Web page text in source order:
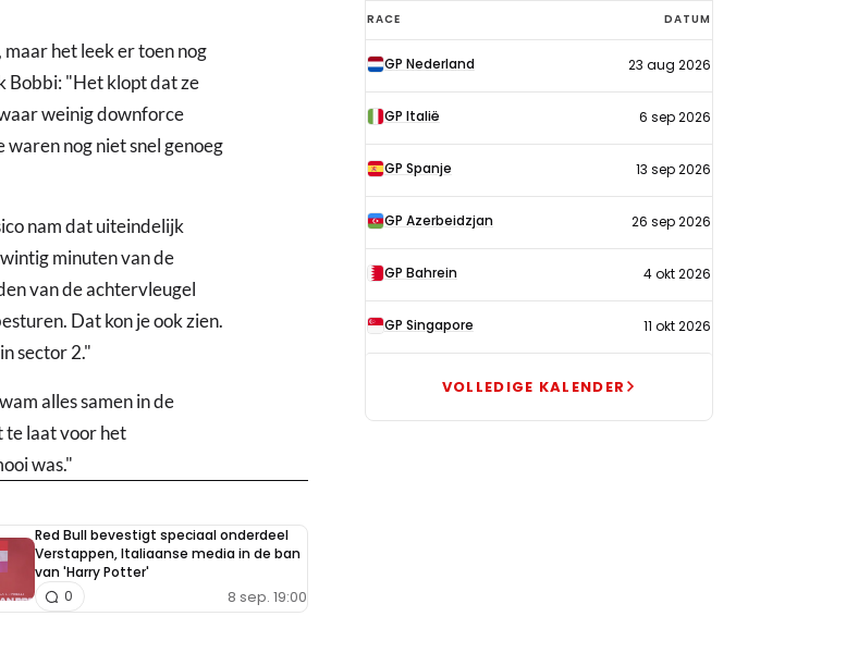
het leek er toen nog
Bobbi: "Het klopt dat ze
weinig downforce
waren nog niet snel genoeg
nam dat uiteindelijk
minuten van de
van de achtervleugel
Dat kon je ook zien.
sector 2."
alles samen in de
te laat voor het
was."
Red Bull bevestigt speciaal onderdeel
Verstappen, Italiaanse media in de ban
van 'Harry Potter'
8 sep. 19:00
0
F1-
kalender
2026
RACE DATUM
GP Nederland 23 aug 2026
GP Italië 6 sep 2026
GP Spanje 13 sep 2026
GP Azerbeidzjan 26 sep 2026
GP Bahrein 4 okt 2026
GP Singapore 11 okt 2026
VOLLEDIGE KALENDER